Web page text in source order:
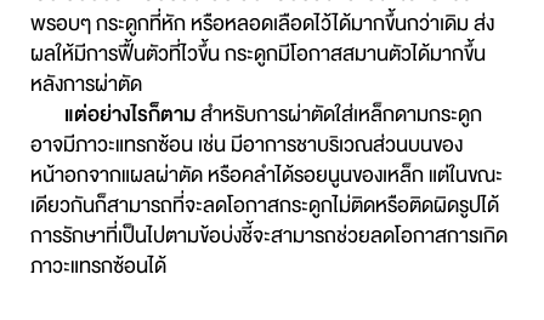
พรอบๆ กระดูกที่หัก หรือหลอดเลือดไว้ได้มากขึ้นกว่าเดิม ส่ง
ผลให้มีการฟื้นตัวที่ไวขึ้น กระดูกมีโอกาสสมานตัวได้มากขึ้น
หลังการผ่าตัด
แต่อย่างไรก็ตามสำหรับการผ่าตัดใส่เหล็กดามกระดูก
อาจมีภาวะแทรกซ้อน เช่น มีอาการชาบริเวณส่วนบนของ
หน้าอกจากแผลผ่าตัด หรือคลำได้รอยนูนของเหล็ก แต่ในขณะ
เดียวกันก็สามารถที่จะลดโอกาสกระดูกไม่ติดหรือติดผิดรูปได้
การรักษาที่เป็นไปตามข้อบ่งชี้จะสามารถช่วยลดโอกาสการเกิด
ภาวะแทรกซ้อนได้